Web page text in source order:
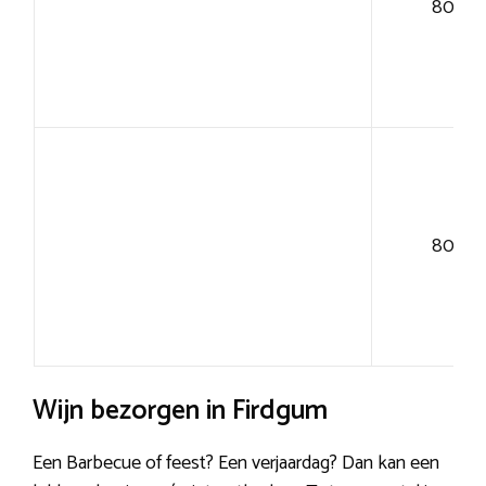
80+
80+
Wijn bezorgen in Firdgum
Een Barbecue of feest? Een verjaardag? Dan kan een